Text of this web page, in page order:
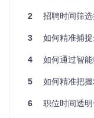
⏳ 黄色（3天内
🔴 红色（7天以
这种直观设计让
般清晰明了。
2 招聘时间筛选插
3 如何精准捕捉最
4 如何通过智能筛
5 如何精准把握
6 职位时间透明化